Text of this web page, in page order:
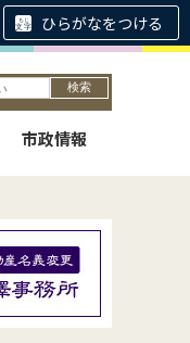
ひらがなをつける
市政情報